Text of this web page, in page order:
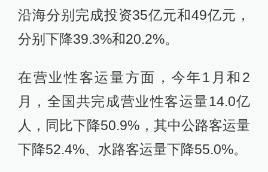
沿海分别完成投资35亿元和49亿元，
分别下降39.3%和20.2%。
在营业性客运量方面，今年1月和2
月，全国共完成营业性客运量14.0亿
人，同比下降50.9%，其中公路客运量
下降52.4%、水路客运量下降55.0%。